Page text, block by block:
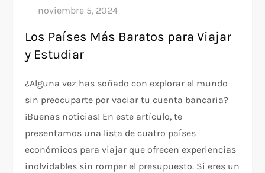
Los Países Más Baratos para Viajar
y Estudiar
¿Alguna vez has soñado con explorar el mundo
sin preocuparte por vaciar tu cuenta bancaria?
¡Buenas noticias! En este artículo, te
presentamos una lista de cuatro países
económicos para viajar que ofrecen experiencias
inolvidables sin romper el presupuesto. Si eres un